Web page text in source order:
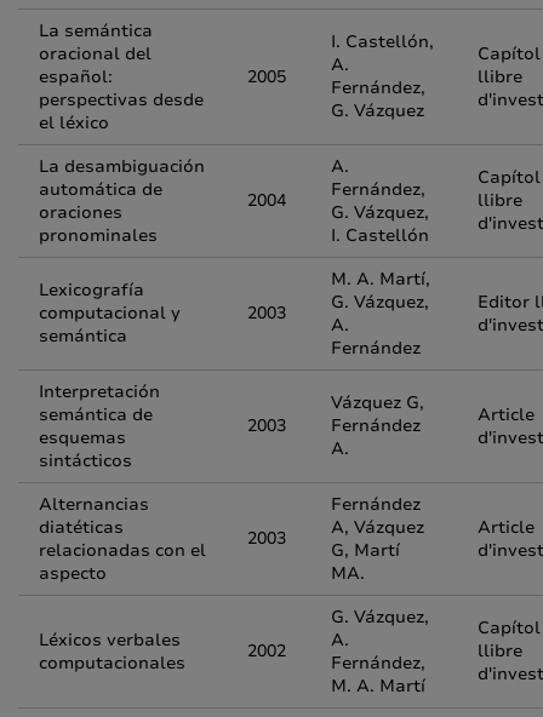
La semántica
oracional del
español:
perspectivas desde
el léxico
2005
I. Castellón,
A.
Fernández,
G. Vázquez
llibre
La desambiguación
automática de
oraciones
pronominales
2004
A.
Fernández,
G. Vázquez,
I. Castellón
llibre
Lexicografía
computacional y
semántica
2003
M. A. Martí,
G. Vázquez,
A.
Fernández
Editor
Interpretación
semántica de
esquemas
sintácticos
2003
Vázquez G,
Fernández
A.
Article
Alternancias
diatéticas
relacionadas con el
aspecto
2003
Fernández
A, Vázquez
G, Martí
MA.
Article
Léxicos verbales
computacionales
2002
G. Vázquez,
A.
Fernández,
M. A. Martí
llibre